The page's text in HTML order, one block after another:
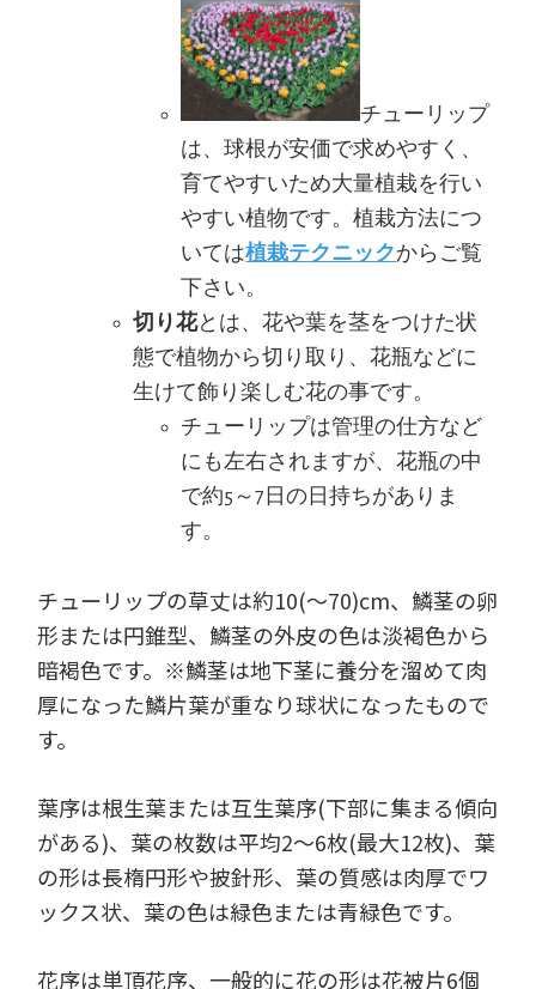
チューリップ
は、球根が安価で求めやすく、
育てやすいため大量植栽を行い
やすい植物です。植栽方法につ
いては植栽テクニックからご覧
下さい。
切り花とは、花や葉を茎をつけた状
態で植物から切り取り、花瓶などに
生けて飾り楽しむ花の事です。
チューリップは管理の仕方など
にも左右されますが、花瓶の中
で約5～7日の日持ちがありま
す。
チューリップの草丈は約10(～70)cm、鱗茎の卵
形または円錐型、鱗茎の外皮の色は淡褐色から
暗褐色です。※鱗茎は地下茎に養分を溜めて肉
厚になった鱗片葉が重なり球状になったもので
す。
葉序は根生葉または互生葉序(下部に集まる傾向
がある)、葉の枚数は平均2～6枚(最大12枚)、葉
の形は長楕円形や披針形、葉の質感は肉厚でワ
ックス状、葉の色は緑色または青緑色です。
花序は単頂花序、一般的に花の形は花被片6個